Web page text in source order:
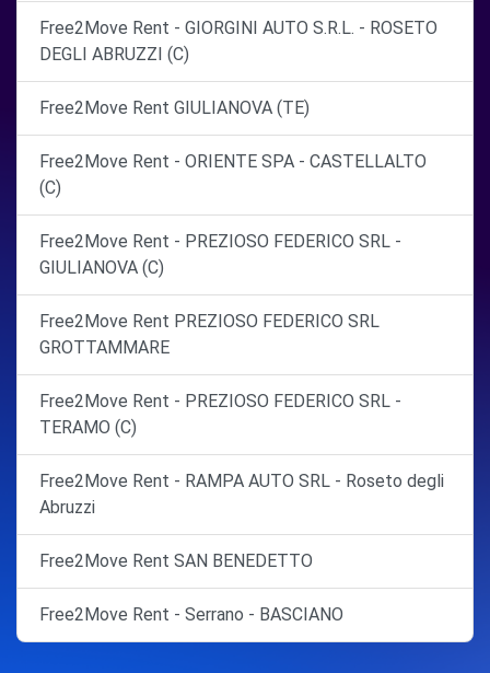
Free2Move Rent - GIORGINI AUTO S.R.L. - ROSETO
DEGLI ABRUZZI (C)
Free2Move Rent GIULIANOVA (TE)
Free2Move Rent - ORIENTE SPA - CASTELLALTO
(C)
Free2Move Rent - PREZIOSO FEDERICO SRL -
GIULIANOVA (C)
Free2Move Rent PREZIOSO FEDERICO SRL
GROTTAMMARE
Free2Move Rent - PREZIOSO FEDERICO SRL -
TERAMO (C)
Free2Move Rent - RAMPA AUTO SRL - Roseto degli
Abruzzi
Free2Move Rent SAN BENEDETTO
Free2Move Rent - Serrano - BASCIANO